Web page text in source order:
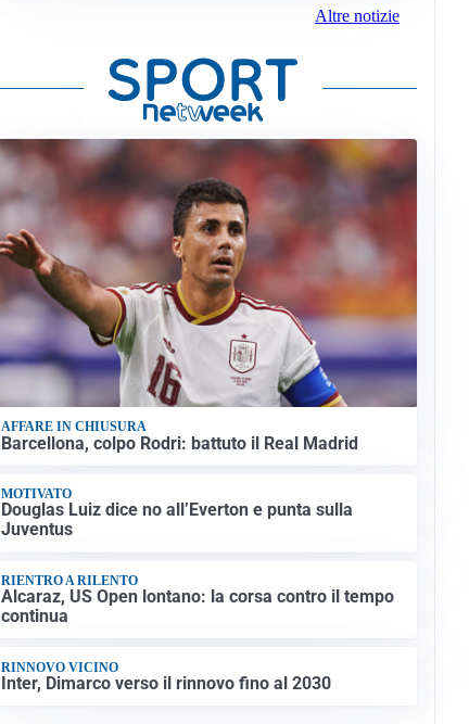
Altre notizie
AFFARE IN CHIUSURA
Barcellona, colpo Rodri: battuto il Real Madrid
MOTIVATO
Douglas Luiz dice no all’Everton e punta sulla
Juventus
RIENTRO A RILENTO
Alcaraz, US Open lontano: la corsa contro il tempo
continua
RINNOVO VICINO
Inter, Dimarco verso il rinnovo fino al 2030